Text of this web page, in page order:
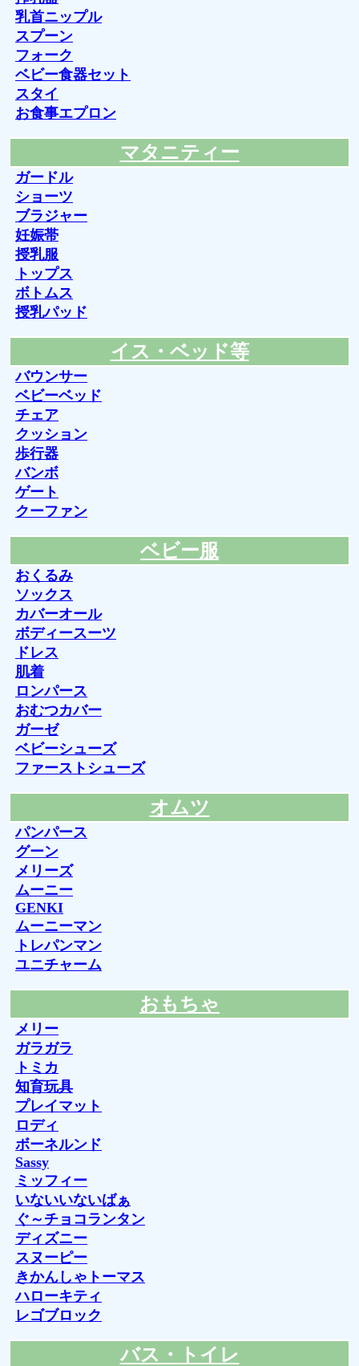
乳首ニップル
スプーン
フォーク
ベビー食器セット
スタイ
お食事エプロン
マタニティー
ガードル
ショーツ
ブラジャー
妊娠帯
授乳服
トップス
ボトムス
授乳パッド
イス・ベッド等
バウンサー
ベビーベッド
チェア
クッション
歩行器
バンボ
ゲート
クーファン
ベビー服
おくるみ
ソックス
カバーオール
ボディースーツ
ドレス
肌着
ロンパース
おむつカバー
ガーゼ
ベビーシューズ
ファーストシューズ
オムツ
パンパース
グーン
メリーズ
ムーニー
GENKI
ムーニーマン
トレパンマン
ユニチャーム
おもちゃ
メリー
ガラガラ
トミカ
知育玩具
プレイマット
ロディ
ボーネルンド
Sassy
ミッフィー
いないいないばぁ
ぐ～チョコランタン
ディズニー
スヌーピー
きかんしゃトーマス
ハローキティ
レゴブロック
バス・トイレ